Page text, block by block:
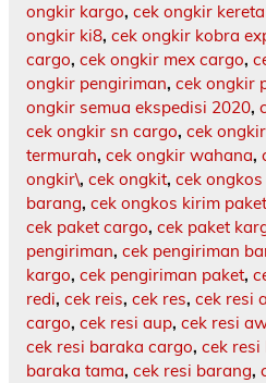
ongkir kargo, cek ongkir
ongkir ki8, cek ongkir kobra
cargo, cek ongkir mex cargo,
ongkir pengiriman, cek ongkir
ongkir semua ekspedisi 2020,
cek ongkir sn cargo, cek
termurah, cek ongkir wahana,
ongkir\, cek ongkit, cek
barang, cek ongkos kirim paket
cek paket cargo, cek paket
pengiriman, cek pengiriman
kargo, cek pengiriman paket,
redi, cek reis, cek res, cek resi
cargo, cek resi aup, cek resi
cek resi baraka cargo, cek resi
baraka tama, cek resi barang,